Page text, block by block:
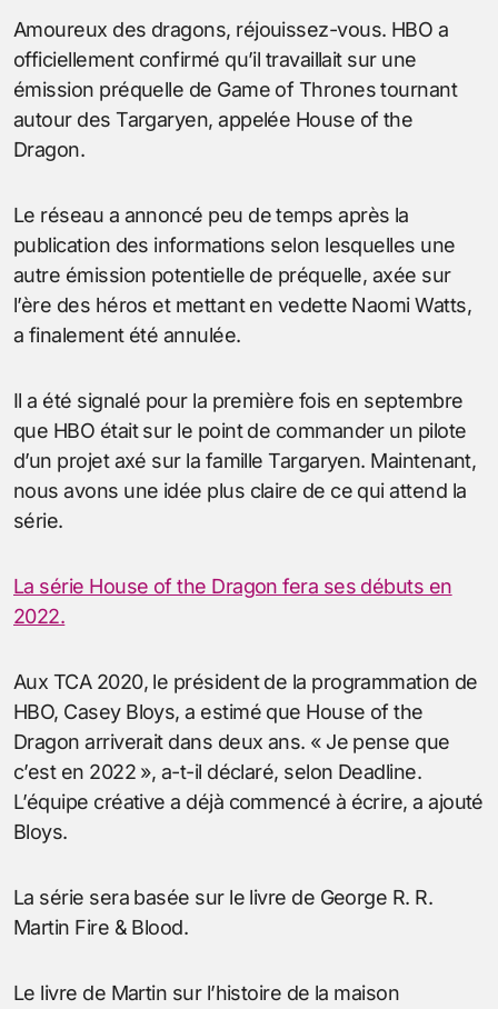
Amoureux des dragons, réjouissez-vous. HBO a
officiellement confirmé qu’il travaillait sur une
émission préquelle de Game of Thrones tournant
autour des Targaryen, appelée House of the
Dragon.
Le réseau a annoncé peu de temps après la
publication des informations selon lesquelles une
autre émission potentielle de préquelle, axée sur
l’ère des héros et mettant en vedette Naomi Watts,
a finalement été annulée.
Il a été signalé pour la première fois en septembre
que HBO était sur le point de commander un pilote
d’un projet axé sur la famille Targaryen. Maintenant,
nous avons une idée plus claire de ce qui attend la
série.
La série House of the Dragon fera ses débuts en
2022.
Aux TCA 2020, le président de la programmation de
HBO, Casey Bloys, a estimé que House of the
Dragon arriverait dans deux ans. « Je pense que
c’est en 2022 », a-t-il déclaré, selon Deadline.
L’équipe créative a déjà commencé à écrire, a ajouté
Bloys.
La série sera basée sur le livre de George R. R.
Martin Fire & Blood.
Le livre de Martin sur l’histoire de la maison